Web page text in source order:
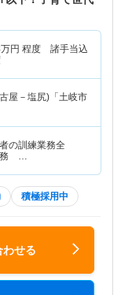
万円 程度 諸手当込
屋－塩尻)「土岐市
の訓練業務全
務 …
積極採用中
わせる